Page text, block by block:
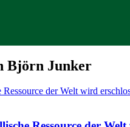
Björn Junker